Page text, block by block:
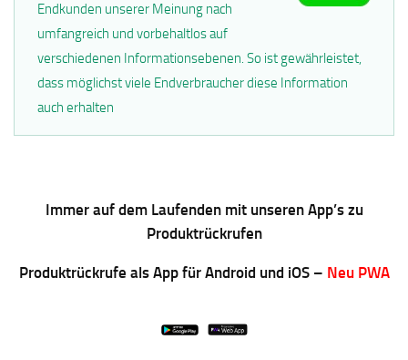
Endkunden unserer Meinung nach
umfangreich und vorbehaltlos auf
verschiedenen Informationsebenen. So ist gewährleistet,
dass möglichst viele Endverbraucher diese Information
auch erhalten
Immer auf dem Laufenden mit unseren App’s zu
Produktrückrufen
Produktrückrufe als App für Android und iOS – Neu PWA